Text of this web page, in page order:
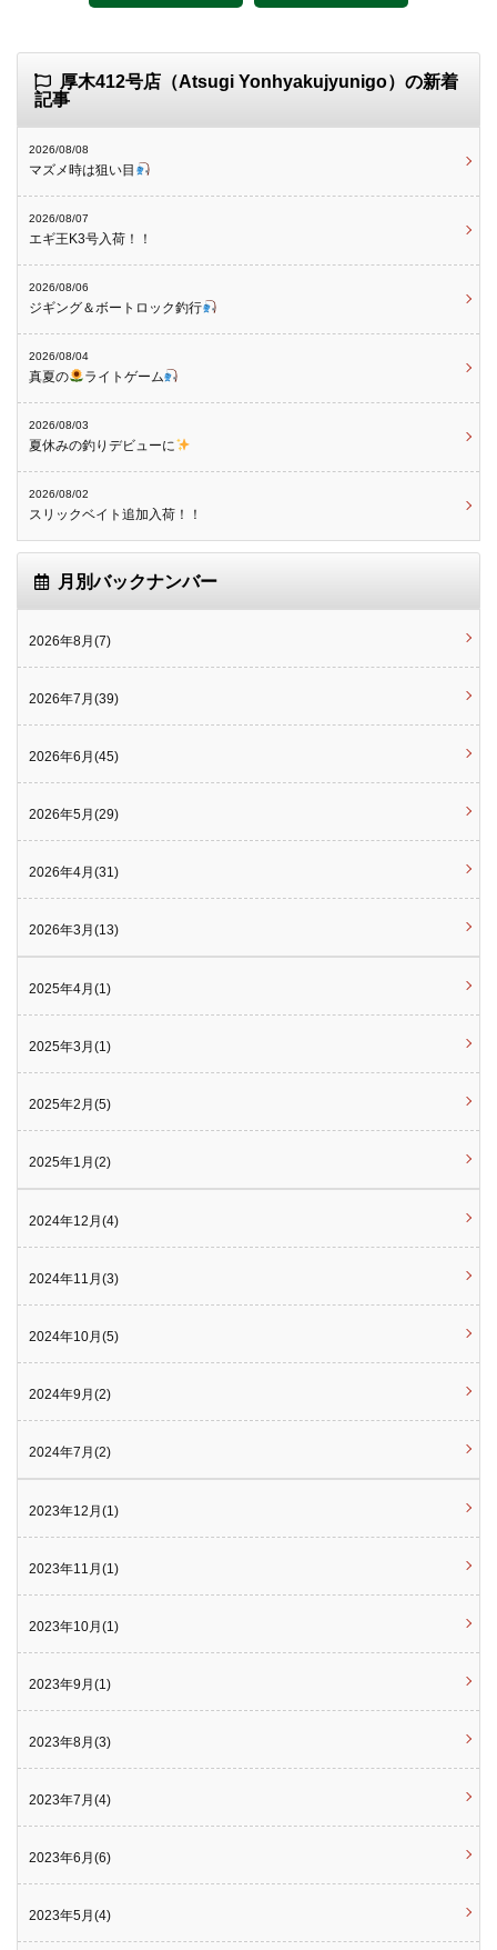
厚木412号店（Atsugi Yonhyakujyunigo）の新着
記事
2026/08/08
マズメ時は狙い目
2026/08/07
エギ王K3号入荷！！
2026/08/06
ジギング＆ボートロック釣行
2026/08/04
真夏の ライトゲーム
2026/08/03
夏休みの釣りデビューに
2026/08/02
スリックベイト追加入荷！！
月別バックナンバー
2026年8月(7)
2026年7月(39)
2026年6月(45)
2026年5月(29)
2026年4月(31)
2026年3月(13)
2025年4月(1)
2025年3月(1)
2025年2月(5)
2025年1月(2)
2024年12月(4)
2024年11月(3)
2024年10月(5)
2024年9月(2)
2024年7月(2)
2023年12月(1)
2023年11月(1)
2023年10月(1)
2023年9月(1)
2023年8月(3)
2023年7月(4)
2023年6月(6)
2023年5月(4)